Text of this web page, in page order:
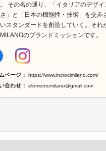
その名の通り、「イタリアのデザイ
」と「日本の機能性・技術」を交差
スタンダードを創造していく。それ
のブランドミッションです。
ページ： https://www.incrocimilano.com/
合わせ： elementomilano@gmail.com